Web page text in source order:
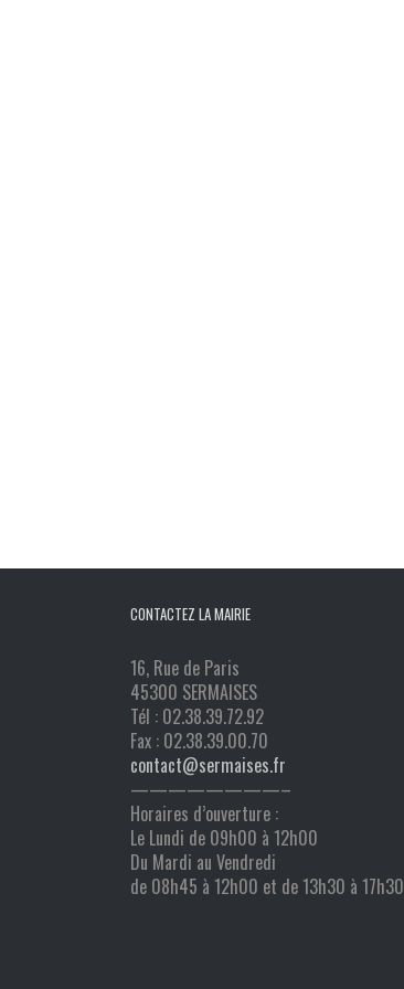
CONTACTEZ LA MAIRIE
16, Rue de Paris
45300 SERMAISES
Tél : 02.38.39.72.92
Fax : 02.38.39.00.70
contact@sermaises.fr
————————–
Horaires d’ouverture :
Le Lundi de 09h00 à 12h00
Du Mardi au Vendredi
de 08h45 à 12h00 et de 13h30 à 17h30